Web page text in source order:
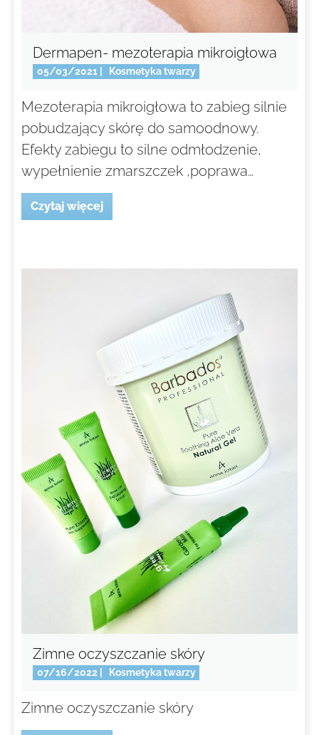
Dermapen- mezoterapia mikroigłowa
05/03/2021 Kosmetyka twarzy
Mezoterapia mikroigłowa to zabieg silnie
pobudzający skórę do samoodnowy.
Efekty zabiegu to silne odmłodzenie,
wypełnienie zmarszczek ,poprawa…
Czytaj więcej
Zimne oczyszczanie skóry
07/16/2022 Kosmetyka twarzy
Zimne oczyszczanie skóry